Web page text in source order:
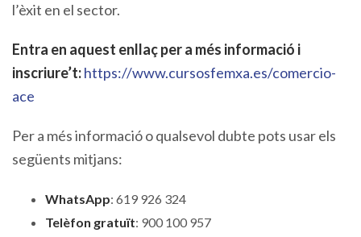
l’èxit en el sector.
Entra en aquest enllaç per a més informació i
inscriure’t:https://www.cursosfemxa.es/comercio-
ace
Per a més informació o qualsevol dubte pots usar els
següents mitjans:
WhatsApp: 619 926 324
Telèfon gratuït: 900 100 957